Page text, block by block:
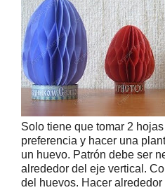
Solo tiene que tomar 2
preferencia y hacer una
un huevo. Patrón debe ser
alrededor del eje vertical .
del huevos. Hacer alrededor